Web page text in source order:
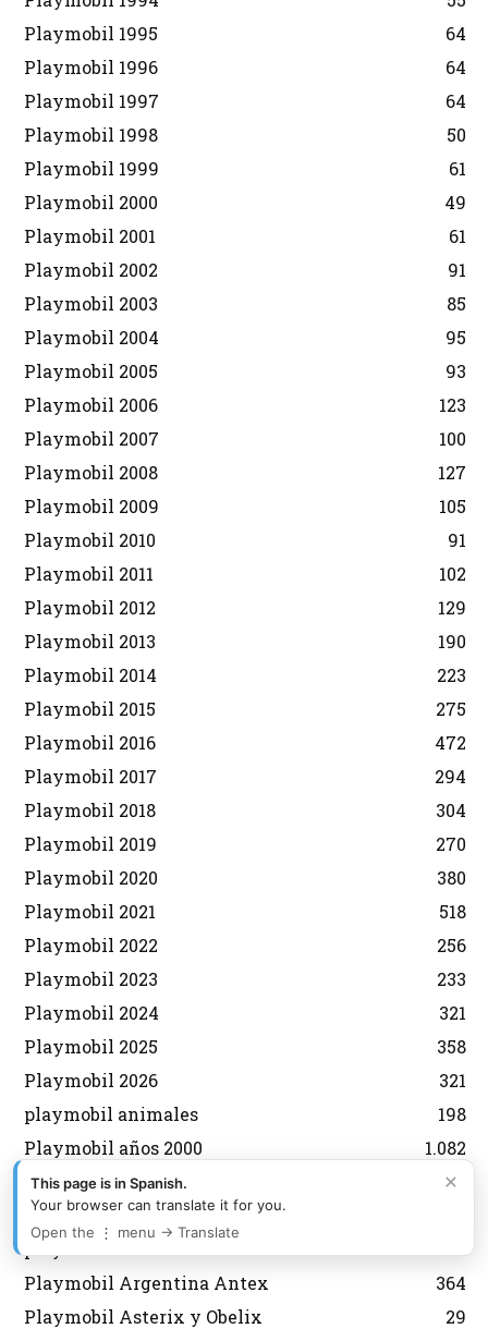
Playmobil 1995
64
Playmobil 1996
64
Playmobil 1997
64
Playmobil 1998
50
Playmobil 1999
61
Playmobil 2000
49
Playmobil 2001
61
Playmobil 2002
91
Playmobil 2003
85
Playmobil 2004
95
Playmobil 2005
93
Playmobil 2006
123
Playmobil 2007
100
Playmobil 2008
127
Playmobil 2009
105
Playmobil 2010
91
Playmobil 2011
102
Playmobil 2012
129
Playmobil 2013
190
Playmobil 2014
223
Playmobil 2015
275
Playmobil 2016
472
Playmobil 2017
294
Playmobil 2018
304
Playmobil 2019
270
Playmobil 2020
380
Playmobil 2021
518
Playmobil 2022
256
Playmobil 2023
233
Playmobil 2024
321
Playmobil 2025
358
Playmobil 2026
321
playmobil animales
198
Playmobil años 2000
1.082
playmobil años 70
574
playmobil años 80
playmobil años 90
551
Playmobil Argentina Antex
364
Playmobil Asterix y Obelix
29
×
This page is in Spanish.
Your browser can translate it for you.
Open the ⋮ menu → Translate